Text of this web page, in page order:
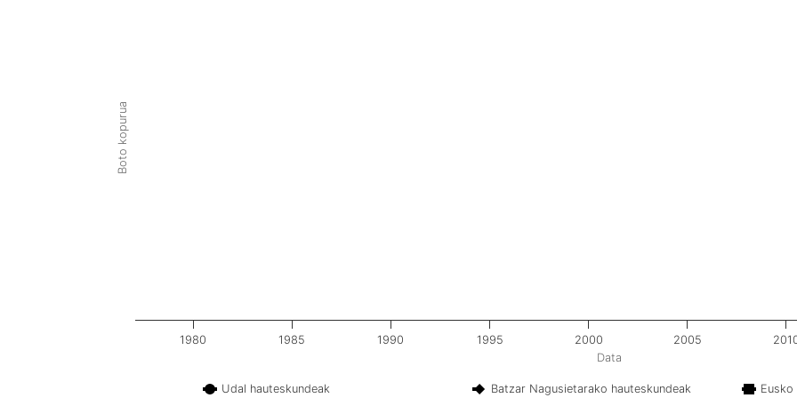
Data
Boto kopurua
Udal hauteskundeak Batzar Nagusietarako hauteskundeak
1980 1985 1990 1995 2000 2005